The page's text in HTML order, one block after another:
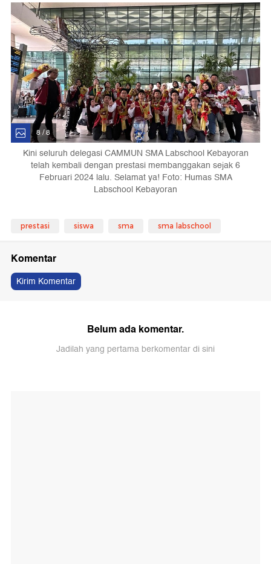
8 / 8
Kini seluruh delegasi CAMMUN SMA Labschool Kebayoran
telah kembali dengan prestasi membanggakan sejak 6
Februari 2024 lalu. Selamat ya! Foto: Humas SMA
Labschool Kebayoran
prestasi siswa sma sma labschool
Komentar
Kirim Komentar
Belum ada komentar.
Jadilah yang pertama berkomentar di sini